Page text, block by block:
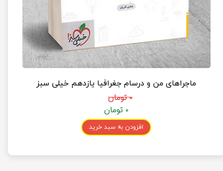
ماجراهای من و درسام جغرافیا یازدهم خیلی سبز
۰ تومان
۰ تومان
افزودن به سبد خرید